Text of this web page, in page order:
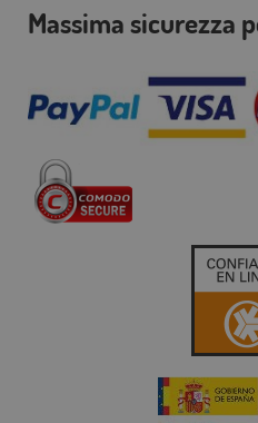
Massima sicurezza